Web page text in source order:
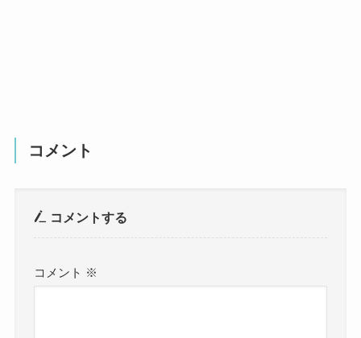
コメント
コメントする
コメント ※